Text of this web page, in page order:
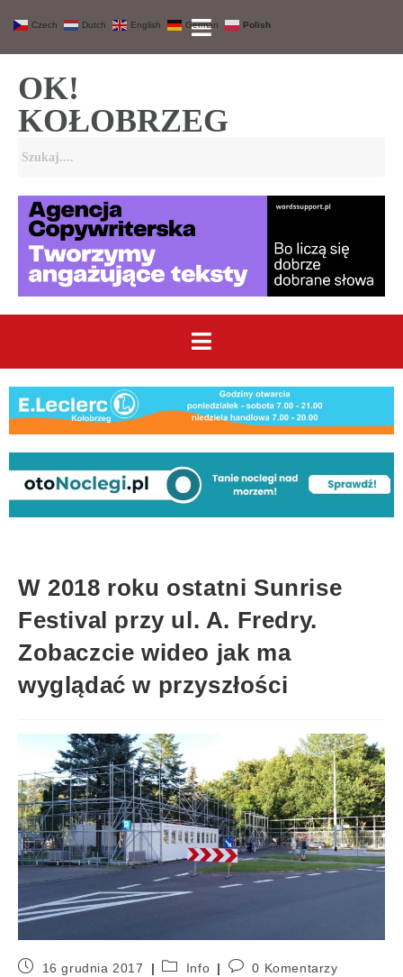
OK!
KOŁOBRZEG
W 2018 roku ostatni Sunrise
Festival przy ul. A. Fredry.
Zobaczcie wideo jak ma
wyglądać w przyszłości
16 grudnia 2017 Info 0 Komentarzy
Czech Dutch English German Polish